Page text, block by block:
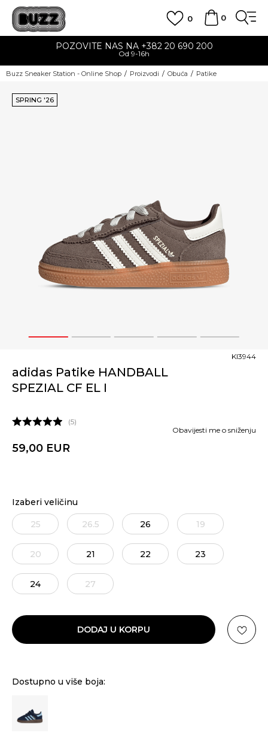
0
0
POZOVITE NAS NA +382 20 690 200
Od 9-16h
Buzz Sneaker Station - Online Shop Proizvodi Obuća Patike
1 2 3 4 5
SPRING '26
adidas Patike HANDBALL
SPEZIAL CF EL I
KI3944
5
59,00 EUR
Obavijesti me o sniženju
Izaberi veličinu
25 26.5 26 19
20 21 22 23
24 27
DODAJ U KORPU
Dostupno u više boja: